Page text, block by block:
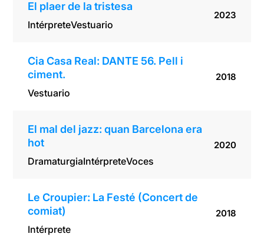
El plaer de la tristesa
IntérpreteVestuario
2023
Cia Casa Real: DANTE 56. Pell i
ciment.
Vestuario
2018
El mal del jazz: quan Barcelona era
hot
DramaturgiaIntérpreteVoces
2020
Le Croupier: La Festé (Concert de
comiat)
Intérprete
2018